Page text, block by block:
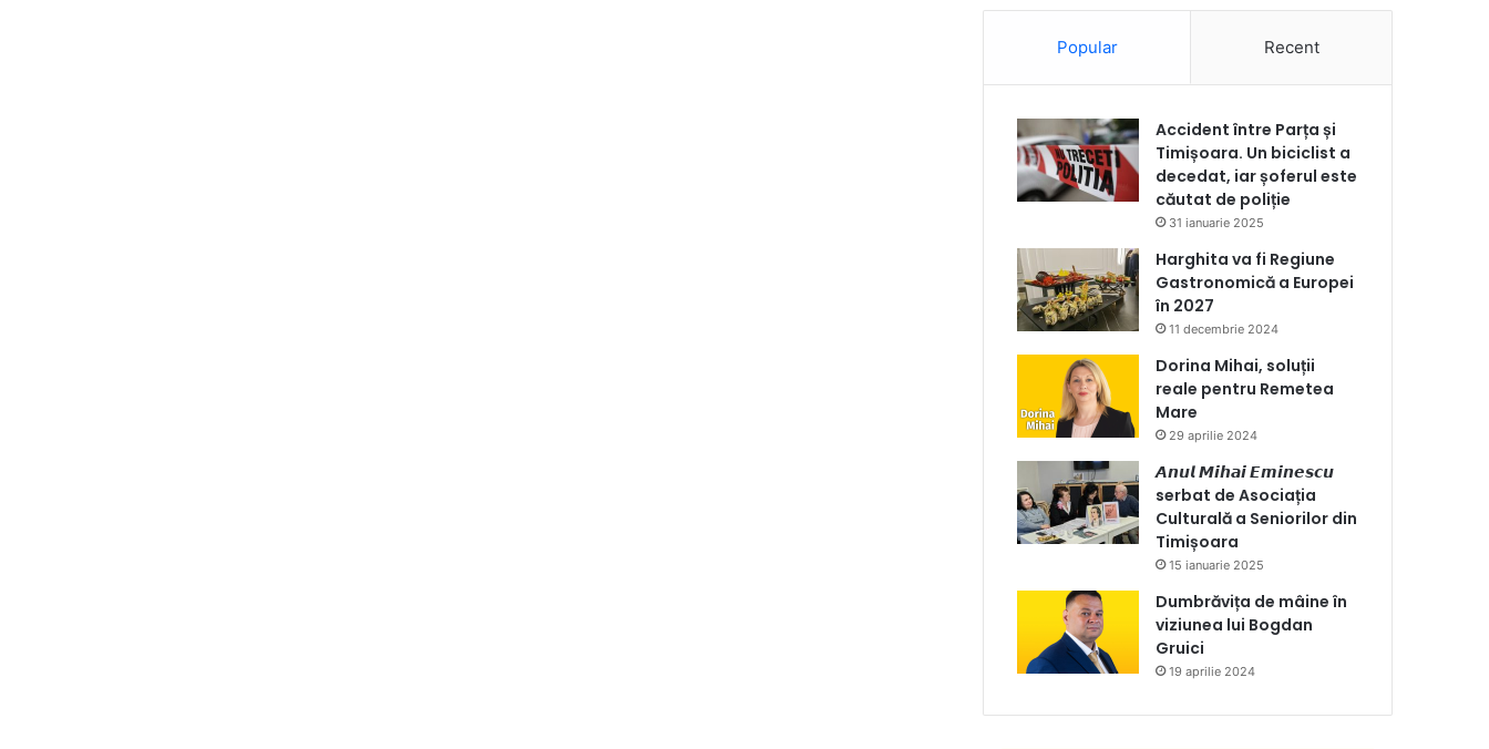
Popular Recent
Accident între Parța și
Timișoara. Un biciclist a
decedat, iar șoferul este
căutat de poliție
31 ianuarie 2025
Harghita va fi Regiune
Gastronomică a Europei
în 2027
11 decembrie 2024
Dorina Mihai, soluții
reale pentru Remetea
Mare
29 aprilie 2024
𝘼𝙣𝙪𝙡 𝙈𝙞𝙝𝙖𝙞 𝙀𝙢𝙞𝙣𝙚𝙨𝙘𝙪
serbat de Asociația
Culturală a Seniorilor din
Timișoara
15 ianuarie 2025
Dumbrăvița de mâine în
viziunea lui Bogdan
Gruici
19 aprilie 2024